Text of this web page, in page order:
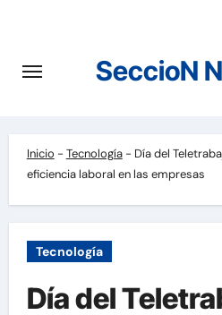
contenido
SeccioN
Inicio - Tecnología- Día del
eficiencia laboral en las empresas
Tecnología
Día del